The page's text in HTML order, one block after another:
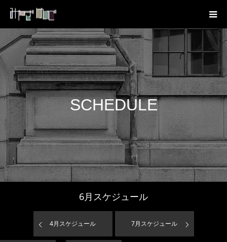
SCHEDULE
6月スケジュール
4月スケジュール 7月スケジュール